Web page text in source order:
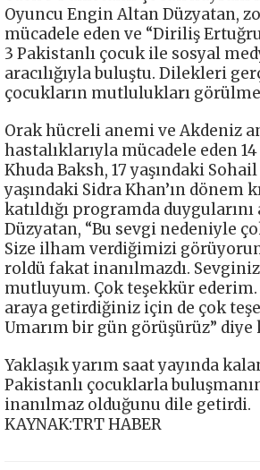
Oyuncu Engin Altan Düzyatan,
mücadele eden ve “Diriliş
3 Pakistanlı çocuk ile sosyal
aracılığıyla buluştu. Dilekleri
çocukların mutlulukları
Orak hücreli anemi ve Akdeniz
hastalıklarıyla mücadele eden
Khuda Baksh, 17 yaşındaki
yaşındaki Sidra Khan’ın dönem
katıldığı programda
Düzyatan, “Bu sevgi nedeniyle
Size ilham verdiğimizi
roldü fakat inanılmazdı.
mutluyum. Çok teşekkür ederim.
araya getirdiğiniz için de çok
Umarım bir gün görüşürüz” diye
Yaklaşık yarım saat yayında
Pakistanlı çocuklarla
inanılmaz olduğunu dile getirdi.
KAYNAK:TRT HABER